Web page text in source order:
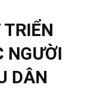
NGƯỜI
DÂN